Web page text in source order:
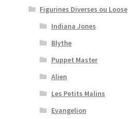
Figurines Diverses ou Loose
Indiana Jones
Blythe
Puppet Master
Alien
Les Petits Malins
Evangelion